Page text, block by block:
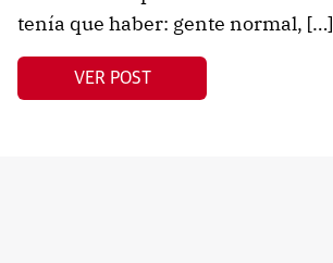
tenía que haber: gente normal, […]
VER POST